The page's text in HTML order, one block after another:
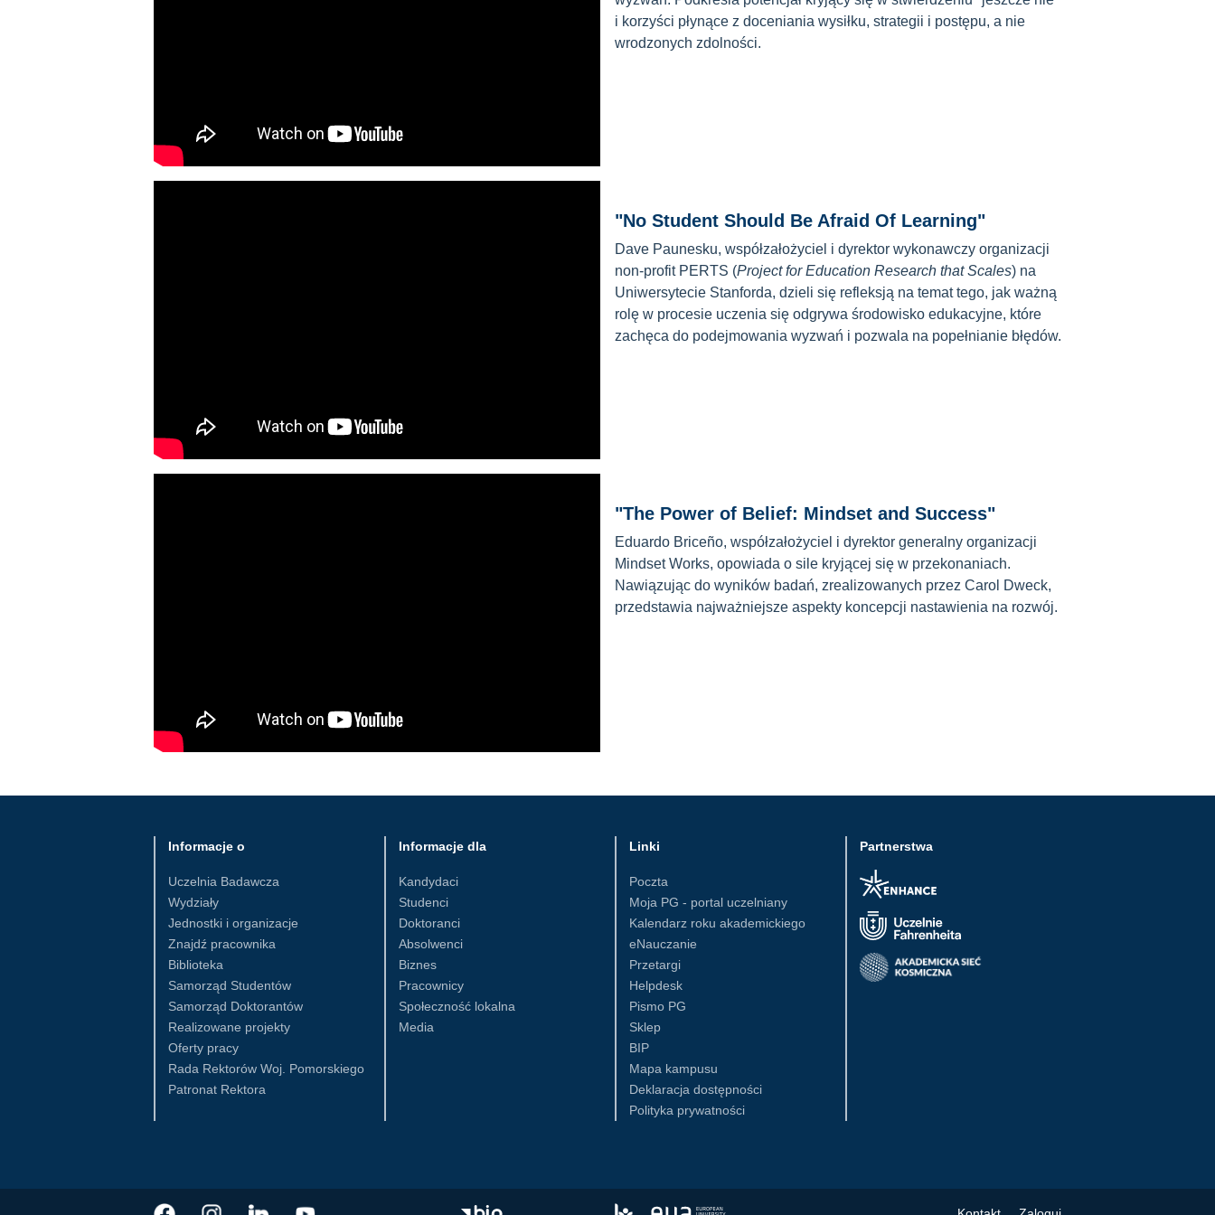
i korzyści płynące z doceniania wysiłku, strategii i postępu, a nie
wrodzonych zdolności.
"No Student Should Be Afraid Of Learning"
Dave Paunesku, współzałożyciel i dyrektor wykonawczy organizacji
non-profit PERTS (Project for Education Research that Scales) na
Uniwersytecie Stanforda, dzieli się refleksją na temat tego, jak ważną
rolę w procesie uczenia się odgrywa środowisko edukacyjne, które
zachęca do podejmowania wyzwań i pozwala na popełnianie błędów.
"The Power of Belief: Mindset and Success"
Eduardo Briceño, współzałożyciel i dyrektor generalny organizacji
Mindset Works, opowiada o sile kryjącej się w przekonaniach.
Nawiązując do wyników badań, zrealizowanych przez Carol Dweck,
przedstawia najważniejsze aspekty koncepcji nastawienia na rozwój.
Partnerstwa
Informacje o
Uczelnia Badawcza
Wydziały
Jednostki i organizacje
Znajdź pracownika
Biblioteka
Samorząd Studentów
Samorząd Doktorantów
Realizowane projekty
Oferty pracy
Rada Rektorów Woj. Pomorskiego
Patronat Rektora
Informacje dla
Kandydaci
Studenci
Doktoranci
Absolwenci
Biznes
Pracownicy
Społeczność lokalna
Media
Linki
Poczta
Moja PG - portal uczelniany
Kalendarz roku akademickiego
eNauczanie
Przetargi
Helpdesk
Pismo PG
Sklep
BIP
Mapa kampusu
Deklaracja dostępności
Polityka prywatności